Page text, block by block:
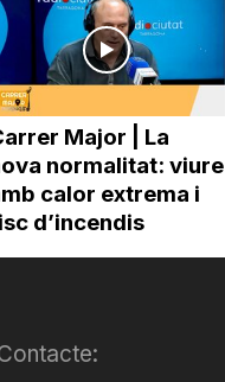
Major | La
normalitat: viure
calor extrema i
d’incendis